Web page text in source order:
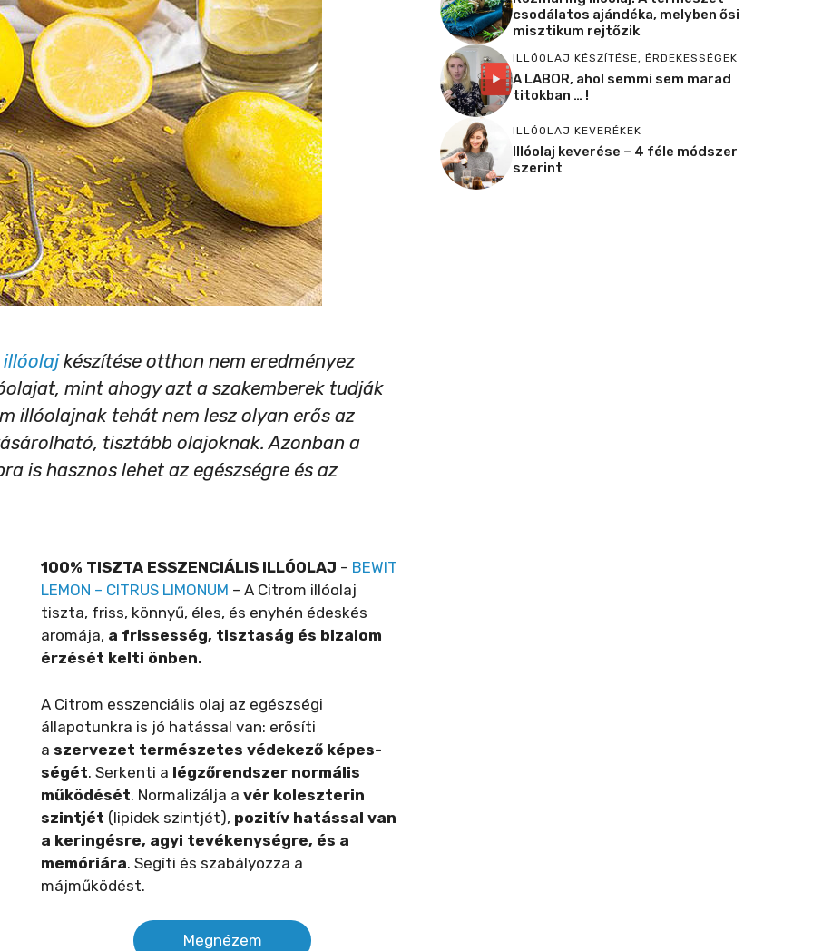
készítése otthon nem eredményez
mint ahogy azt a szakemberek tudják
illóolajnak tehát nem lesz olyan erős az
tisztább olajoknak. Azonban a
is hasznos lehet az egészségre és az
100% TISZTA ESSZENCIÁLIS ILLÓOLAJ – BEWIT
LEMON – CITRUS LIMONUM – A Citrom illóolaj
tiszta, friss, könnyű, éles, és enyhén édeskés
aromája, a frissesség, tisztaság és bizalom
érzését kelti önben.
A Citrom esszenciális olaj az egészségi
állapotunkra is jó hatással van: erősíti
a szervezet természetes védekező képes­
ségét. Serkenti a légzőrendszer normális
működését. Normalizálja a vér koleszterin
szintjét (lipidek szintjét), pozitív hatással van
a keringésre, agyi tevékenységre, és a
memóriára. Segíti és szabályozza a
májműködést.
Megnézem
csodálatos ajándéka, melyben ősi
misztikum rejtőzik
ILLÓOLAJ KÉSZÍTÉSE, ÉRDEKESSÉGEK
A LABOR, ahol semmi sem marad
titokban … !
ILLÓOLAJ KEVERÉKEK
Illóolaj keverése – 4 féle módszer
szerint